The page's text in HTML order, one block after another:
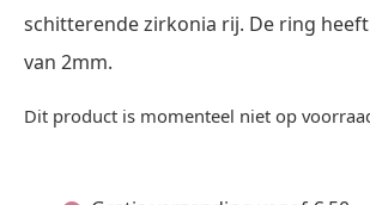
schitterende zirkonia rij. De ring
van 2mm.
Dit product is momenteel niet op